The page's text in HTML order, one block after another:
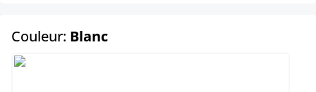
Couleur: Blancselect